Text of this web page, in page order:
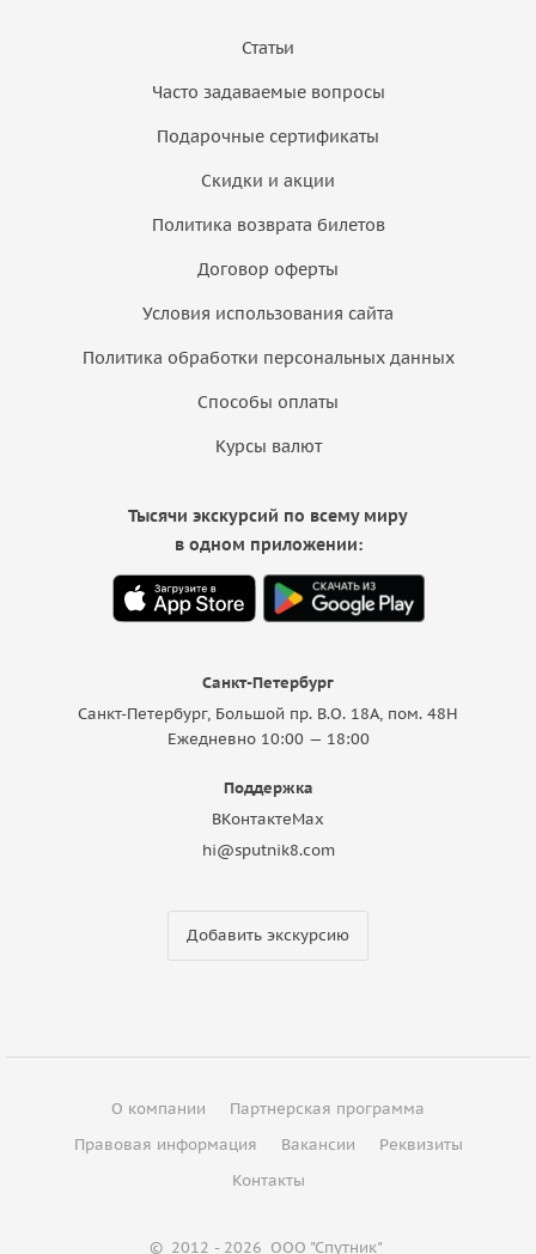
Статьи
Часто задаваемые вопросы
Подарочные сертификаты
Скидки и акции
Политика возврата билетов
Договор оферты
Условия использования сайта
Политика обработки персональных данных
Способы оплаты
Курсы валют
Санкт-Петербург
Санкт-Петербург, Большой пр. В.О. 18A, пом. 48Н
Ежедневно 10:00 — 18:00
Поддержка
ВКонтактеMax
hi@sputnik8.com
Добавить экскурсию
Тысячи экскурсий по всему миру
в одном приложении:
О компании
Партнерская программа
Правовая информация
Вакансии
Реквизиты
Контакты
© 2012 - 2026 ООО "Спутник"